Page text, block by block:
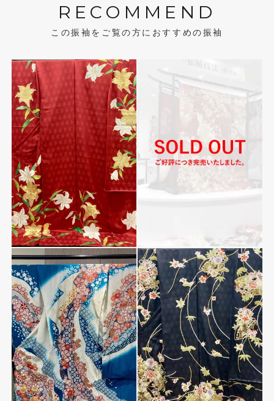
RECOMMEND
この振袖をご覧の方におすすめの振袖